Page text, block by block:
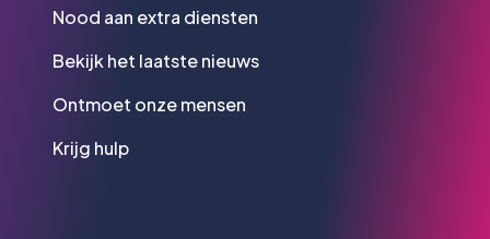
Nood aan extra diensten
Bekijk het laatste nieuws
Ontmoet onze mensen
Krijg hulp